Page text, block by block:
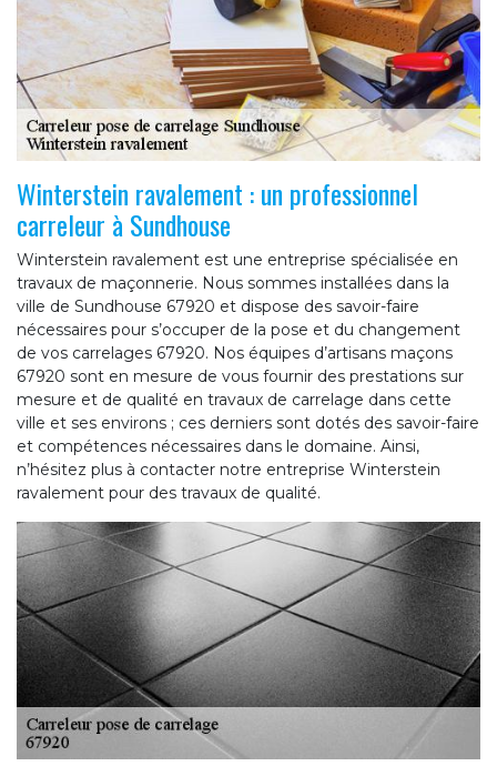
Winterstein ravalement : un professionnel
carreleur à Sundhouse
Winterstein ravalement est une entreprise spécialisée en
travaux de maçonnerie. Nous sommes installées dans la
ville de Sundhouse 67920 et dispose des savoir-faire
nécessaires pour s’occuper de la pose et du changement
de vos carrelages 67920. Nos équipes d’artisans maçons
67920 sont en mesure de vous fournir des prestations sur
mesure et de qualité en travaux de carrelage dans cette
ville et ses environs ; ces derniers sont dotés des savoir-faire
et compétences nécessaires dans le domaine. Ainsi,
n’hésitez plus à contacter notre entreprise Winterstein
ravalement pour des travaux de qualité.